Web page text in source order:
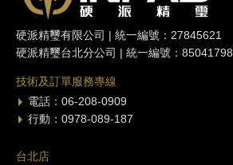
硬派精璽有限公司 | 統一編號：27845621
硬派精璽台北分公司 | 統一編號：85041798
技術及訂單服務專線
電話：06-208-0909
行動：0978-089-187
台北店